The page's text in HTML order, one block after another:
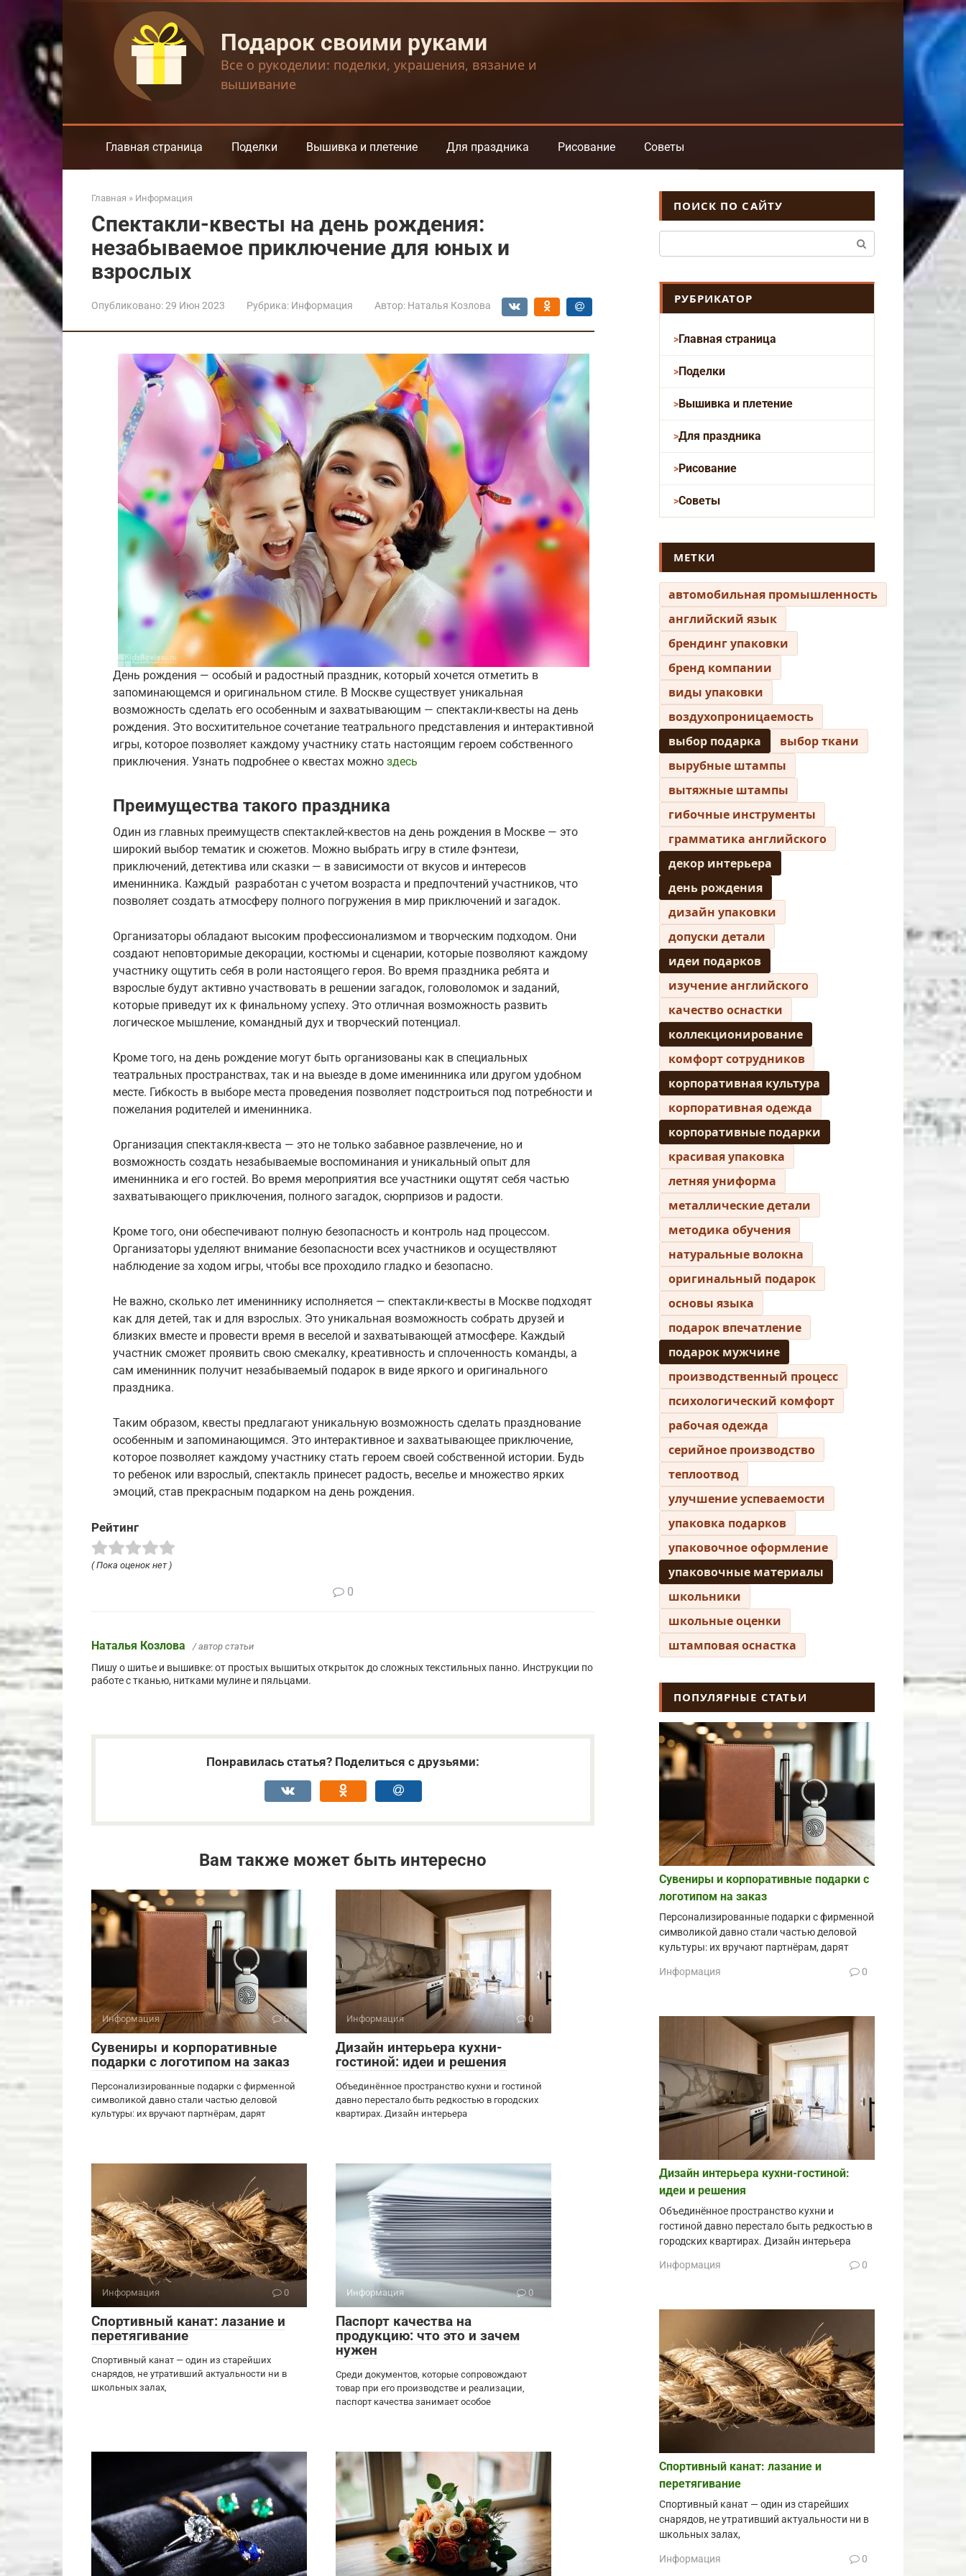
контенту
Подарок своими руками
Все о рукоделии: поделки, украшения, вязание и
вышивание
Главная страница Поделки Вышивка и плетение Для праздника Рисование Советы
Главная » Информация
Спектакли-квесты на день рождения:
незабываемое приключение для юных и
взрослых
Опубликовано:29 Июн 2023 Рубрика: Информация Автор: Наталья Козлова
День рождения — особый и радостный праздник, который хочется отметить в
запоминающемся и оригинальном стиле. В Москве существует уникальная
возможность сделать его особенным и захватывающим — спектакли-квесты на день
рождения. Это восхитительное сочетание театрального представления и интерактивной
игры, которое позволяет каждому участнику стать настоящим героем собственного
приключения. Узнать подробнее о квестах можно здесь
Преимущества такого праздника
Один из главных преимуществ спектаклей-квестов на день рождения в Москве — это
широкий выбор тематик и сюжетов. Можно выбрать игру в стиле фэнтези,
приключений, детектива или сказки — в зависимости от вкусов и интересов
именинника. Каждый разработан с учетом возраста и предпочтений участников, что
позволяет создать атмосферу полного погружения в мир приключений и загадок.
Организаторы обладают высоким профессионализмом и творческим подходом. Они
создают неповторимые декорации, костюмы и сценарии, которые позволяют каждому
участнику ощутить себя в роли настоящего героя. Во время праздника ребята и
взрослые будут активно участвовать в решении загадок, головоломок и заданий,
которые приведут их к финальному успеху. Это отличная возможность развить
логическое мышление, командный дух и творческий потенциал.
Кроме того, на день рождение могут быть организованы как в специальных
театральных пространствах, так и на выезде в доме именинника или другом удобном
месте. Гибкость в выборе места проведения позволяет подстроиться под потребности и
пожелания родителей и именинника.
Организация спектакля-квеста — это не только забавное развлечение, но и
возможность создать незабываемые воспоминания и уникальный опыт для
именинника и его гостей. Во время мероприятия все участники ощутят себя частью
захватывающего приключения, полного загадок, сюрпризов и радости.
Кроме того, они обеспечивают полную безопасность и контроль над процессом.
Организаторы уделяют внимание безопасности всех участников и осуществляют
наблюдение за ходом игры, чтобы все проходило гладко и безопасно.
Не важно, сколько лет имениннику исполняется — спектакли-квесты в Москве подходят
как для детей, так и для взрослых. Это уникальная возможность собрать друзей и
близких вместе и провести время в веселой и захватывающей атмосфере. Каждый
участник сможет проявить свою смекалку, креативность и сплоченность команды, а
сам именинник получит незабываемый подарок в виде яркого и оригинального
праздника.
Таким образом, квесты предлагают уникальную возможность сделать празднование
особенным и запоминающимся. Это интерактивное и захватывающее приключение,
которое позволяет каждому участнику стать героем своей собственной истории. Будь
то ребенок или взрослый, спектакль принесет радость, веселье и множество ярких
эмоций, став прекрасным подарком на день рождения.
Рейтинг
( Пока оценок нет )
0
Наталья Козлова / автор статьи
Пишу о шитье и вышивке: от простых вышитых открыток до сложных текстильных панно. Инструкции по
работе с тканью, нитками мулине и пяльцами.
Понравилась статья? Поделиться с друзьями:
Вам также может быть интересно
Информация 0
Сувениры и корпоративные
подарки с логотипом на заказ
Персонализированные подарки с фирменной
символикой давно стали частью деловой
культуры: их вручают партнёрам, дарят
Информация 0
Дизайн интерьера кухни-
гостиной: идеи и решения
Объединённое пространство кухни и гостиной
давно перестало быть редкостью в городских
квартирах. Дизайн интерьера
Информация 0
Спортивный канат: лазание и
перетягивание
Спортивный канат — один из старейших
снарядов, не утративший актуальности ни в
школьных залах,
Информация 0
Паспорт качества на
продукцию: что это и зачем
нужен
Среди документов, которые сопровождают
товар при его производстве и реализации,
паспорт качества занимает особое
ПОИСК ПО САЙТУ
РУБРИКАТОР
Главная страница
Поделки
Вышивка и плетение
Для праздника
Рисование
Советы
МЕТКИ
автомобильная промышленность
английский язык
брендинг упаковки
бренд компании
виды упаковки
воздухопроницаемость
выбор подарка
выбор ткани
вырубные штампы
вытяжные штампы
гибочные инструменты
грамматика английского
декор интерьера
день рождения
дизайн упаковки
допуски детали
идеи подарков
изучение английского
качество оснастки
коллекционирование
комфорт сотрудников
корпоративная культура
корпоративная одежда
корпоративные подарки
красивая упаковка
летняя униформа
металлические детали
методика обучения
натуральные волокна
оригинальный подарок
основы языка
подарок впечатление
подарок мужчине
производственный процесс
психологический комфорт
рабочая одежда
серийное производство
теплоотвод
улучшение успеваемости
упаковка подарков
упаковочное оформление
упаковочные материалы
школьники
школьные оценки
штамповая оснастка
ПОПУЛЯРНЫЕ СТАТЬИ
Сувениры и корпоративные подарки с
логотипом на заказ
Персонализированные подарки с фирменной
символикой давно стали частью деловой
культуры: их вручают партнёрам, дарят
Информация 0
Дизайн интерьера кухни-гостиной:
идеи и решения
Объединённое пространство кухни и
гостиной давно перестало быть редкостью в
городских квартирах. Дизайн интерьера
Информация 0
Спортивный канат: лазание и
перетягивание
Спортивный канат — один из старейших
снарядов, не утративший актуальности ни в
школьных залах,
Информация 0